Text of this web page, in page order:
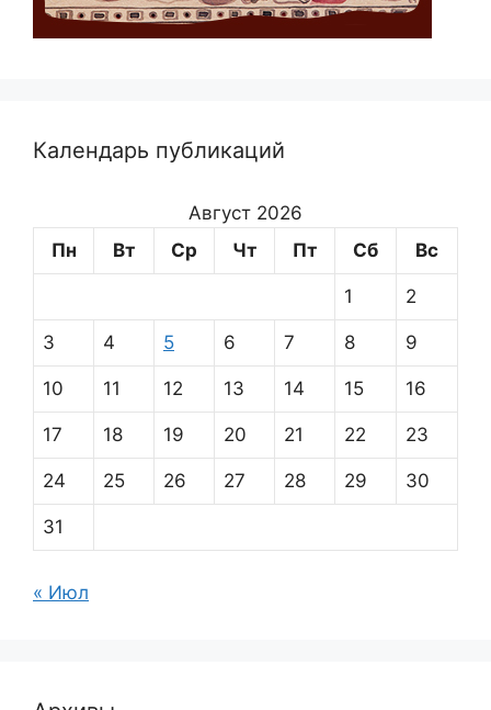
Календарь публикаций
Август 2026
Пн
Вт Ср Чт Пт Сб Вс
1 2
3 4 5 6 7 8 9
10 11 12 13 14 15 16
17 18 19 20 21 22 23
24 25 26 27 28 29 30
31
« Июл